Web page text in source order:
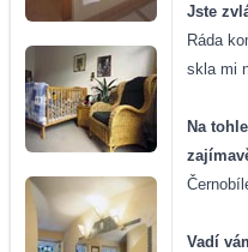
Jste
Ráda
skla mi
Na
Vadí